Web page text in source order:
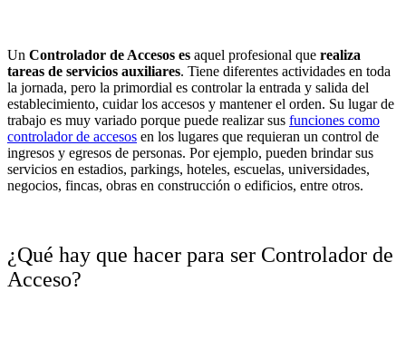
Un Controlador de Accesos es aquel profesional que realiza
tareas de servicios auxiliares. Tiene diferentes actividades en toda
la jornada, pero la primordial es controlar la entrada y salida del
establecimiento, cuidar los accesos y mantener el orden. Su lugar de
trabajo es muy variado porque puede realizar sus funciones como
controlador de accesos en los lugares que requieran un control de
ingresos y egresos de personas. Por ejemplo, pueden brindar sus
servicios en estadios, parkings, hoteles, escuelas, universidades,
negocios, fincas, obras en construcción o edificios, entre otros.
¿Qué hay que hacer para ser Controlador de
Acceso?